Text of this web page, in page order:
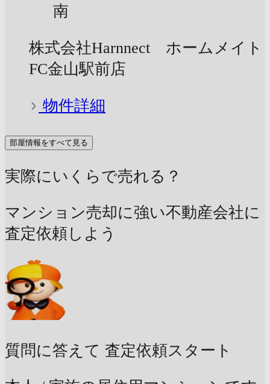
南
株式会社Harnnect ホームメイト
FC金山駅前店
物件詳細
部屋情報をすべて見る
実際にいくらで売れる？
マンション売却に強い不動産会社に
査定依頼しよう
質問に答えて 査定依頼スタート